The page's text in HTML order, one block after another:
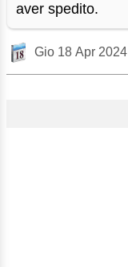
aver spedito.
Gio 18 Apr 2024